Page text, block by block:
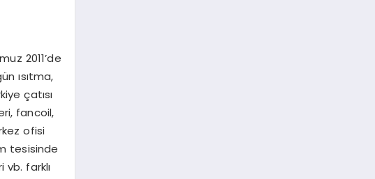
2011’de
ısıtma,
çatısı
fancoil,
ofisi
tesisinde
vb. farklı